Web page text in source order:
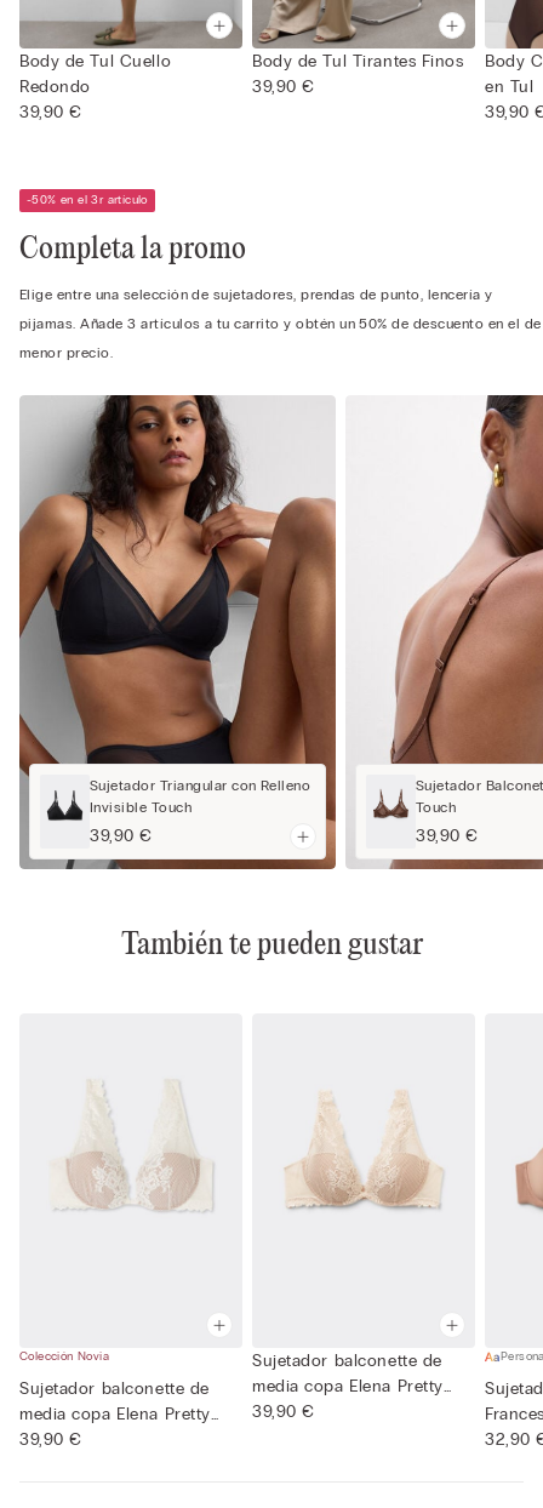
Body de Tul Cuello
Redondo
39,90 €
Body de Tul Tirantes Finos
39,90 €
Body
en Tul
39,90
-50% en el 3r artículo
Completa la promo
Elige entre una selección de sujetadores, prendas de punto, lencería y
pijamas. Añade 3 artículos a tu carrito y obtén un 50% de descuento en el de
menor precio.
Sujetador Triangular con Relleno
Invisible Touch
39,90 €
Sujetador
Touch
39,90 €
También te pueden gustar
Colección Novia
Sujetador balconette de
media copa Elena Pretty
Fl...
39,90 €
Sujetador balconette de
media copa Elena Pretty
Fl...
39,90 €
Ultra...
32,90